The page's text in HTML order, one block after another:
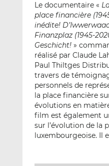
Le documentaire «
place financière
inédite!
Finanzplaz (1945-
Geschicht!»
réalisé par Claude
Paul Thiltges
travers de
personnels de
la place financière
évolutions en
film est également
sur l’évolution de la
luxembourgeoise. Il